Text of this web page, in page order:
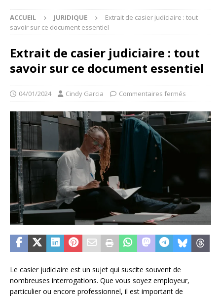
ACCUEIL JURIDIQUE
Extrait de casier judiciaire : tout
savoir sur ce document essentiel
Extrait de casier judiciaire : tout
savoir sur ce document essentiel
04/01/2024 Cindy Garcia Commentaires fermés
Le casier judiciaire est un sujet qui suscite souvent de
nombreuses interrogations. Que vous soyez employeur,
particulier ou encore professionnel, il est important de